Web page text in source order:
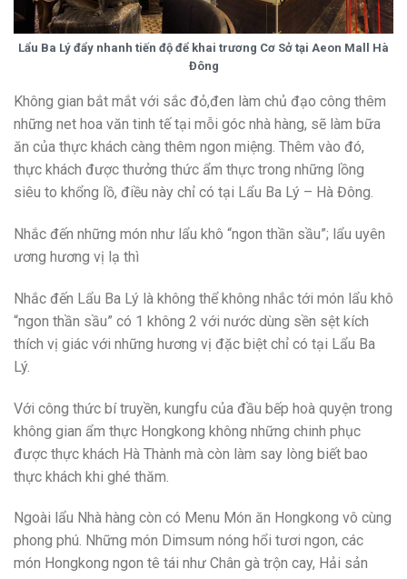
Lẩu Ba Lý đẩy nhanh tiến độ để khai trương Cơ Sở tại Aeon Mall Hà
Đông
Không gian bắt mắt với sắc đỏ,đen làm chủ đạo công thêm
những net hoa văn tinh tế tại mỗi góc nhà hàng, sẽ làm bữa
ăn của thực khách càng thêm ngon miệng. Thêm vào đó,
thực khách được thưởng thức ẩm thực trong những lồng
siêu to khổng lồ, điều này chỉ có tại Lẩu Ba Lý – Hà Đông.
Nhắc đến những món như lẩu khô “ngon thần sầu”; lẩu uyên
ương hương vị lạ thì
Nhắc đến Lẩu Ba Lý là không thể không nhắc tới món lẩu khô
“ngon thần sầu” có 1 không 2 với nước dùng sền sệt kích
thích vị giác với những hương vị đặc biệt chỉ có tại Lẩu Ba
Lý.
Với công thức bí truyền, kungfu của đầu bếp hoà quyện trong
không gian ẩm thực Hongkong không những chinh phục
được thực khách Hà Thành mà còn làm say lòng biết bao
thực khách khi ghé thăm.
Ngoài lẩu Nhà hàng còn có Menu Món ăn Hongkong vô cùng
phong phú. Những món Dimsum nóng hổi tươi ngon, các
món Hongkong ngon tê tái như Chân gà trộn cay, Hải sản